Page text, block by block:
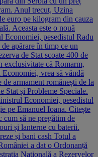
Anul trecut, Uzina
euro pe kilogram din cauza
Aceasta este o nouă
Economiei, pesedistul Radu
apărare în timp ce un
de Stat scoate 400 de
exclusivitate că Romarm,
vrea să vândă
armament românești de la
Stat și Probleme Speciale.
Economiei, pesedistul
pe Emanuel Ioana. Citește
să ne pregătim de
și lanterne cu baterii.
și bani cash Totul a
a dat o Ordonanță
Națională a Rezervelor